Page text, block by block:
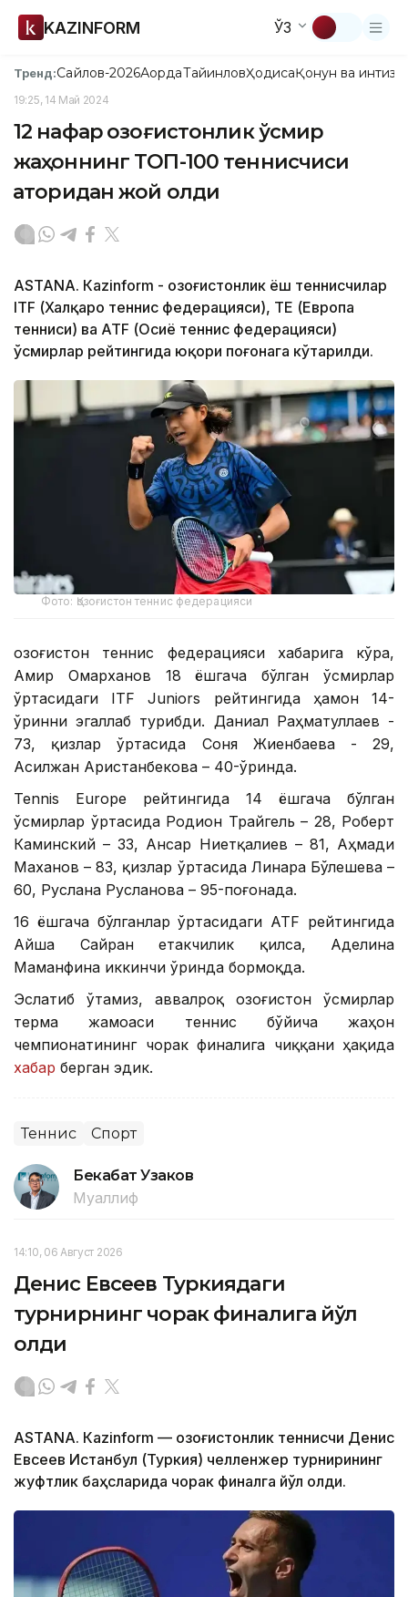
KAZINFORM ЎЗ
Тренд:Сайлов-2026АқордаТайинловҲодисаҚонун ва
19:25, 14 Май 2024
12 нафар қозоғистонлик ўсмир
жаҳоннинг ТОП-100 теннисчиси
қаторидан жой олди
ASTANА. Кazinform - Қозоғистонлик ёш теннисчилар
ITF (Халқаро теннис федерацияси), ТЕ (Европа
тенниси) ва ATF (Осиё теннис федерацияси)
ўсмирлар рейтингида юқори поғонага кўтарилди.
Фото: Қозоғистон теннис федерацияси
Қозоғистон теннис федерацияси хабарига кўра,
Амир Омарханов 18 ёшгача бўлган ўсмирлар
ўртасидаги ITF Juniors рейтингида ҳамон 14-
ўринни эгаллаб турибди. Даниал Раҳматуллаев -
73, қизлар ўртасида Соня Жиенбаева - 29,
Асилжан Аристанбекова – 40-ўринда.
Tennis Europe рейтингида 14 ёшгача бўлган
ўсмирлар ўртасида Родион Трайгель – 28, Роберт
Каминский – 33, Ансар Ниетқалиев – 81, Аҳмади
Маханов – 83, қизлар ўртасида Линара Бўлешева –
60, Руслана Русланова – 95-поғонада.
16 ёшгача бўлганлар ўртасидаги ATF рейтингида
Айша Сайран етакчилик қилса, Аделина
Маманфина иккинчи ўринда бормоқда.
Эслатиб ўтамиз, аввалроқ Қозоғистон ўсмирлар
терма жамоаси теннис бўйича жаҳон
чемпионатининг чорак финалига чиққани ҳақида
хабар берган эдик.
Теннис Спорт
Бекабат Узаков
Муаллиф
14:10, 06 Август 2026
Денис Евсеев Туркиядаги
турнирнинг чорак финалига йўл
олди
ASTANА. Кazinform — Қозоғистонлик теннисчи Денис
Евсеев Истанбул (Туркия) челленжер турнирининг
жуфтлик баҳсларида чорак финалга йўл олди.